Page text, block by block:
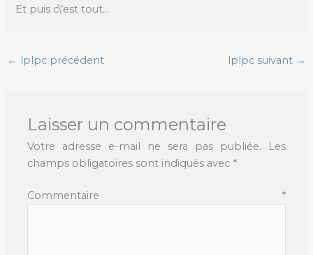
Et puis c\’est tout…
← lplpc précédent lplpc suivant →
Laisser un commentaire
Votre adresse e-mail ne sera pas publiée.
Les
champs obligatoires sont indiqués avec *
Commentaire *